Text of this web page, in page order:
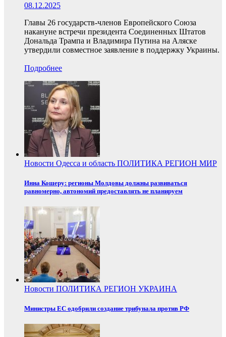
08.12.2025
Главы 26 государств-членов Европейского Союза
накануне встречи президента Соединенных Штатов
Дональда Трампа и Владимира Путина на Аляске
утвердили совместное заявление в поддержку Украины.
Подробнее
Новости Одесса и область ПОЛИТИКА РЕГИОН МИР
Инна Кошеру: регионы Молдовы должны развиваться
равномерно, автономий предоставлять не планируем
Новости ПОЛИТИКА РЕГИОН УКРАИНА
Министры ЕС одобрили создание трибунала против РФ